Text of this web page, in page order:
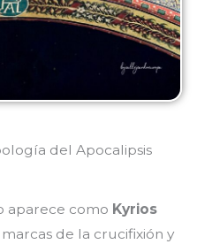
del Apocalipsis
aparece como Kyrios
de la crucifixión y